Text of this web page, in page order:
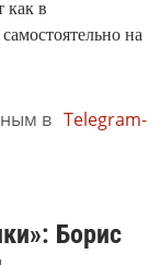
как в
на
в Telegram-
Борис